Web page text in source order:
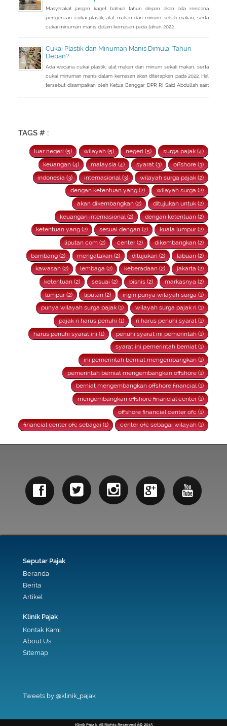
Masyarakat jangan kaget bahwa tahun depan akan ada rencana
pengenaan cukai plastik, alat makan dan minum sekali makan, serta
cukai minuman manis dalam kemasan pada tahun 2022.
Cukai Plastik dan Minuman Manis Dimulai Tahun
Depan?
Ada wacana cukai plastik, alat makan dan minum sekali makan, serta
cukai minuman manis dalam kemasan akan diterapkan pada 2022. Hal
tersebut disampaikan oleh Ketua Banggar DPR RI Said Abdullah saat
TAGS # :
luar negeri (5) wilayah (5) negeri (5)
surga pajak (4)
keuangan (4)
malaysia (4) syarat (3)
offshore (3)
indonesia (3)
internasional (3)
wilayah surga pajak (2)
dengan ketentuan yang (2)
wilayah surga (2)
akan dikembangkan (2)
ditujukan untuk (2)
keuangan internasional (2)
dengan ketentuan (2)
ketentuan yang (2)
sesuai dengan (2)
kuala lumpur (2)
liputan com (2)
center (2)
dikembangkan (2)
bambang (2)
mengatakan (2) ditujukan (2)
labuan (2)
kawasan (2)
lembaga (2) keberadaan (2)
jakarta (2)
ketentuan (2)
sesuai (2) bisnis (2)
markasnya (2)
lumpur (2)
liputan (2)
ingin punya wilayah surga (1)
punya wilayah surga pajak (1)
wilayah surga pajak ri (1)
pajak ri harus penuhi (1)
ri harus penuhi syarat (1)
harus penuhi syarat ini (1)
penuhi syarat ini pemerintah (1)
syarat ini pemerintah berniat (1)
ini pemerintah berniat mengembangkan (1)
pemerintah berniat mengembangkan offshore (1)
berniat mengembangkan offshore financial (1)
mengembangkan offshore financial center (1)
offshore financial center ofc (1)
financial center ofc sebagai (1)
center ofc sebagai wilayah (1)
Seputar Pajak
Beranda
Berita
Artikel
Klinik Pajak
Kontak Kami
About Us
Sitemap
Tweets by @klinik_pajak
Klinik Pajak. All Rights Reserved Â© 2015